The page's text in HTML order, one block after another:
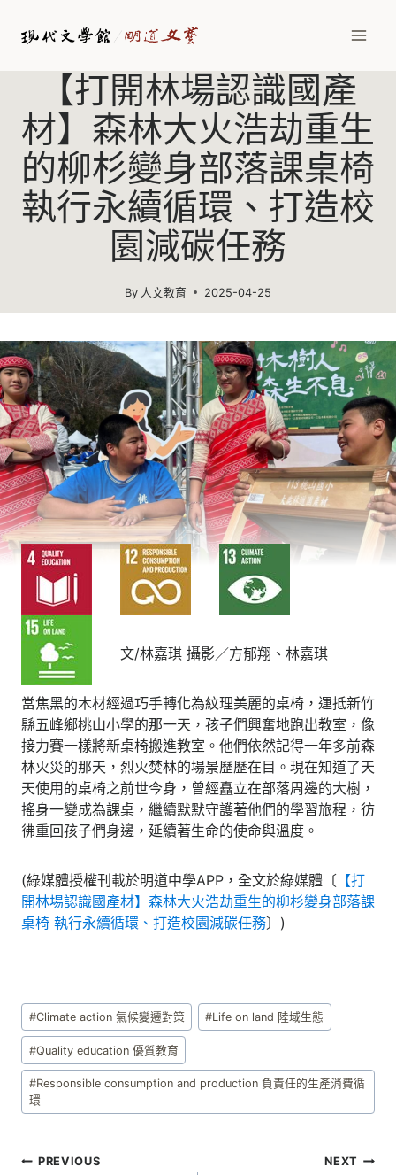
【打開林場認識國產
材】森林大火浩劫重生
的柳杉變身部落課桌椅
執行永續循環、打造校
園減碳任務
By 人文教育 2025-04-25
文/林嘉琪 攝影／方郁翔、林嘉琪
當焦黑的木材經過巧手轉化為紋理美麗的桌椅，運抵新竹
縣五峰鄉桃山小學的那一天，孩子們興奮地跑出教室，像
接力賽一樣將新桌椅搬進教室。他們依然記得一年多前森
林火災的那天，烈火焚林的場景歷歷在目。現在知道了天
天使用的桌椅之前世今身，曾經矗立在部落周邊的大樹，
搖身一變成為課桌，繼續默默守護著他們的學習旅程，彷
彿重回孩子們身邊，延續著生命的使命與溫度。
(綠媒體授權刊載於明道中學APP，全文於綠媒體〔 【打
開林場認識國產材】森林大火浩劫重生的柳杉變身部落課
桌椅 執行永續循環、打造校園減碳任務〕)
Post
Tags:
#Climate action 氣候變遷對策 #Life on land 陸域生態
#Quality education 優質教育
#Responsible consumption and production 負責任的生產消費循
環
文PREVIOUS NEXT